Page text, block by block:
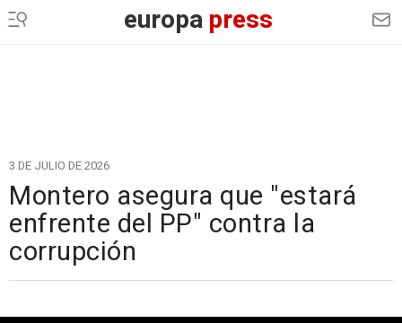
europapress
3 DE JULIO DE 2026
Montero asegura que "estará
enfrente del PP" contra la
corrupción